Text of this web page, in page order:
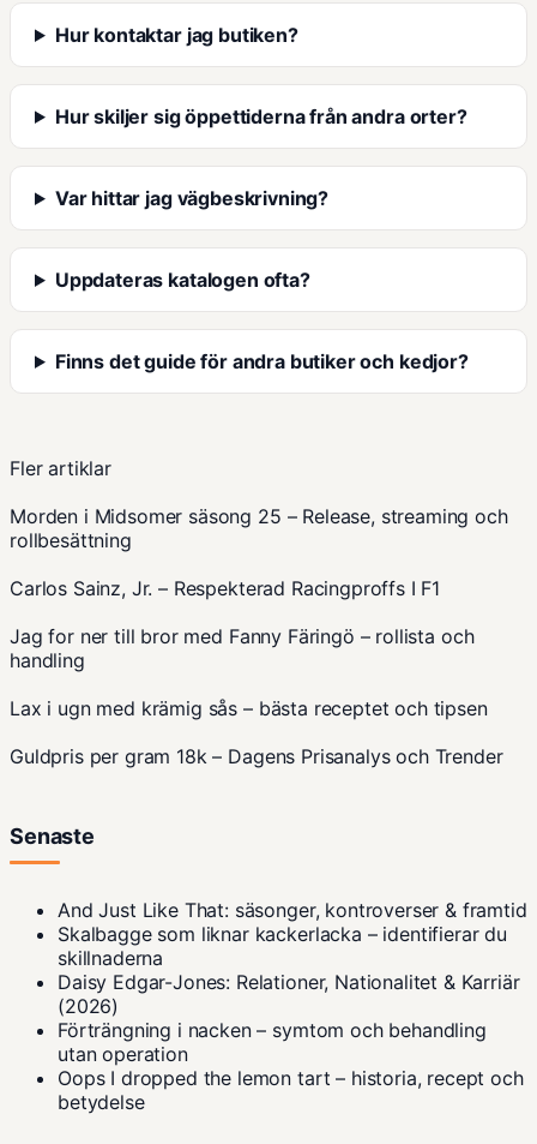
Hur kontaktar jag butiken?
Hur skiljer sig öppettiderna från andra orter?
Var hittar jag vägbeskrivning?
Uppdateras katalogen ofta?
Finns det guide för andra butiker och kedjor?
Fler artiklar
Morden i Midsomer säsong 25 – Release, streaming och
rollbesättning
Carlos Sainz, Jr. – Respekterad Racingproffs I F1
Jag for ner till bror med Fanny Färingö – rollista och
handling
Lax i ugn med krämig sås – bästa receptet och tipsen
Guldpris per gram 18k – Dagens Prisanalys och Trender
Senaste
And Just Like That: säsonger, kontroverser & framtid
Skalbagge som liknar kackerlacka – identifierar du
skillnaderna
Daisy Edgar-Jones: Relationer, Nationalitet & Karriär
(2026)
Förträngning i nacken – symtom och behandling
utan operation
Oops I dropped the lemon tart – historia, recept och
betydelse